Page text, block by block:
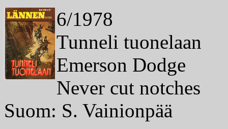
6/1978
Tunneli tuonelaan
Emerson Dodge
Never cut notches
Suom: S. Vainionpää